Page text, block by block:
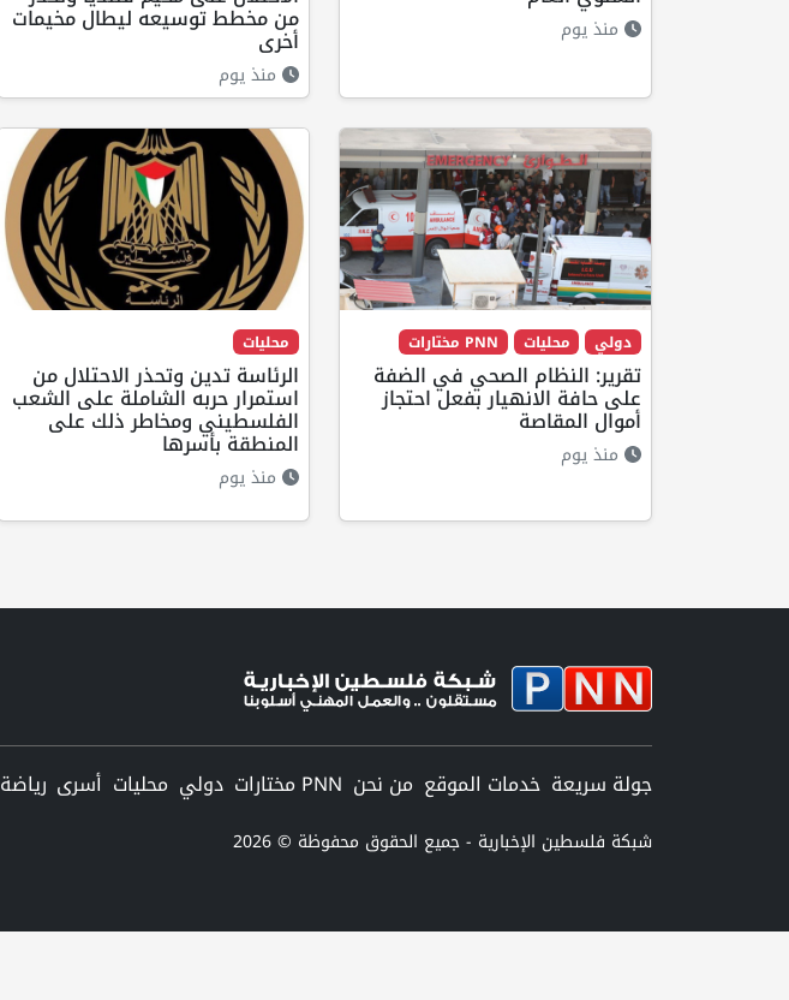
منذ يوم من مخطط توسيعه ليطال مخيمات
أخرى
منذ يوم
دولي محليات PNN مختارات
تقرير: النظام الصحي في الضفة
على حافة الانهيار بفعل احتجاز
أموال المقاصة
منذ يوم
محليات
الرئاسة تدين وتحذر الاحتلال من
استمرار حربه الشاملة على الشعب
الفلسطيني ومخاطر ذلك على
المنطقة بأسرها
منذ يوم
جولة سريعة خدمات الموقع من نحن PNN مختارات دولي محليات أسرى رياضة
شبكة فلسطين الإخبارية - جميع الحقوق محفوظة © 2026